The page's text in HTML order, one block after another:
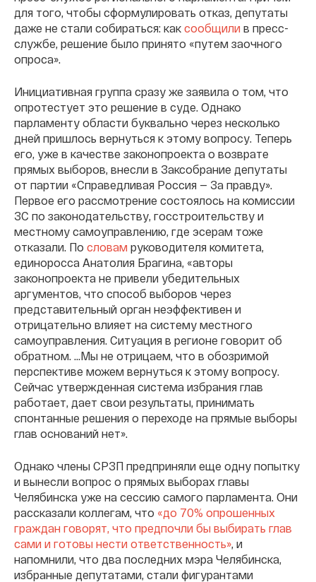
для того, чтобы сформулировать отказ, депутаты
даже не стали собираться: как сообщили в пресс-
службе, решение было принято «путем заочного
опроса».
Инициативная группа сразу же заявила о том, что
опротестует это решение в суде. Однако
парламенту области буквально через несколько
дней пришлось вернуться к этому вопросу. Теперь
его, уже в качестве законопроекта о возврате
прямых выборов, внесли в Заксобрание депутаты
от партии «Справедливая Россия — За правду».
Первое его рассмотрение состоялось на комиссии
ЗС по законодательству, госстроительству и
местному самоуправлению, где эсерам тоже
отказали. По словам руководителя комитета,
единоросса Анатолия Брагина, «авторы
законопроекта не привели убедительных
аргументов, что способ выборов через
представительный орган неэффективен и
отрицательно влияет на систему местного
самоуправления. Ситуация в регионе говорит об
обратном. …Мы не отрицаем, что в обозримой
перспективе можем вернуться к этому вопросу.
Сейчас утвержденная система избрания глав
работает, дает свои результаты, принимать
спонтанные решения о переходе на прямые выборы
глав оснований нет».
Однако члены СРЗП предприняли еще одну попытку
и вынесли вопрос о прямых выборах главы
Челябинска уже на сессию самого парламента. Они
рассказали коллегам, что «до 70% опрошенных
граждан говорят, что предпочли бы выбирать глав
сами и готовы нести ответственность», и
напомнили, что два последних мэра Челябинска,
избранные депутатами, стали фигурантами